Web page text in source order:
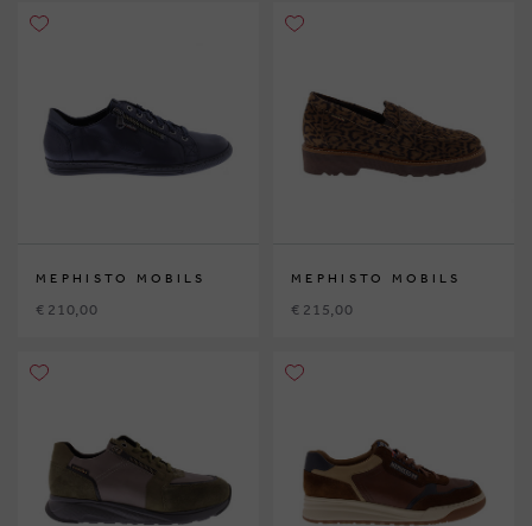
MEPHISTO MOBILS
€ 210,00
MEPHISTO MOBILS
€ 215,00